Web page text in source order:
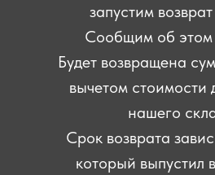
запустим
Сообщим об этом
Будет возвращена
вычетом стоимости
нашего
Срок возврата
который выпустил